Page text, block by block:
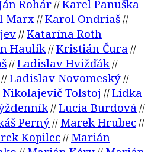
Rohár//Karel Panuška
Marx//Karol Ondriaš//
//Katarína Roth
Haulík//Kristián Čura //
//Ladislav Hvižďák//
//Ladislav Novomeský//
Nikolajevič Tolstoj //Lidka
//Lucia Burdová //
Perný// Marek Hrubec//
Kopilec// Marián